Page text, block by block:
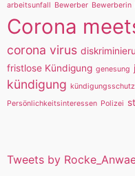
arbeitsunfall Bewerber Bewerberin
Corona
corona virus
fristlose Kündigung genesung
kündigung kündigungsschutz
Persönlichkeitsinteressen Polizei
Tweets by